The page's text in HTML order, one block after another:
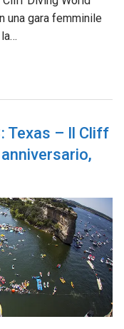
una gara femminile
Texas – Il Cliff